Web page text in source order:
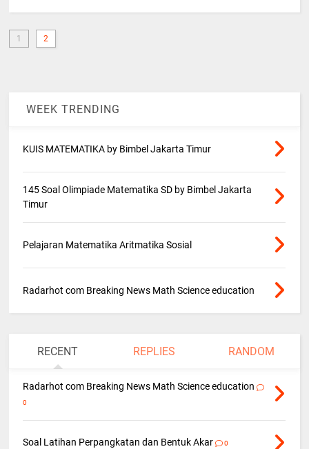
1 2
WEEK TRENDING
KUIS MATEMATIKA by Bimbel Jakarta Timur
145 Soal Olimpiade Matematika SD by Bimbel Jakarta
Timur
Pelajaran Matematika Aritmatika Sosial
Radarhot com Breaking News Math Science education
RECENT REPLIES RANDOM
Radarhot com Breaking News Math Science education
0
Soal Latihan Perpangkatan dan Bentuk Akar 0